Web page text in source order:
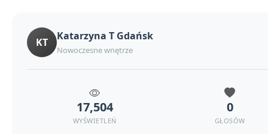
KT Katarzyna T Gdańsk
Nowoczesne wnętrze
17,504
WYŚWIETLEŃ
0
GŁOSÓW